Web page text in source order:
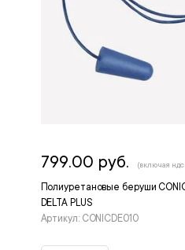
Полиуретановые беруши
DELTA PLUS
Артикул: CONICDE010
799.00 руб. (включая ндс